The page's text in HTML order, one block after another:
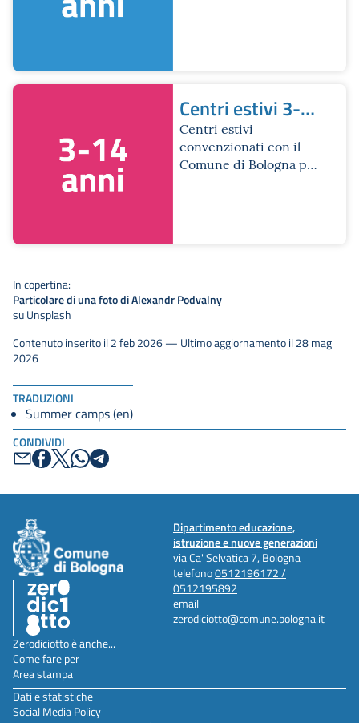
TRADUZIONI
Summer camps (en)
CONDIVIDI
Centri estivi 3-
14 anni
Centri estivi
convenzionati con il
Comune di Bologna per
In copertina:
Particolare di una foto di Alexandr Podvalny
su Unsplash
Contenuto inserito il 2 feb 2026 — Ultimo aggiornamento il 28 mag
2026
Dipartimento educazione,
istruzione e nuove generazioni
via Ca' Selvatica 7, Bologna
telefono0512196172 /
0512195892
email
zerodiciotto@comune.bologna.it
Zerodiciotto è anche...
Come fare per
Area stampa
Dati e statistiche
Social Media Policy